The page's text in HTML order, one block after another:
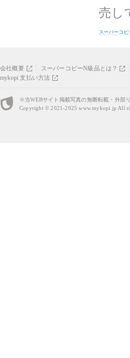
売し
スーパーコピ
会社概要 スーパーコピーN級品とは？
mykopi 支払い方法
※当WEBサイト掲載写真の無断転載・外部
Copyright © 2021-2025www.mykopi.jp All